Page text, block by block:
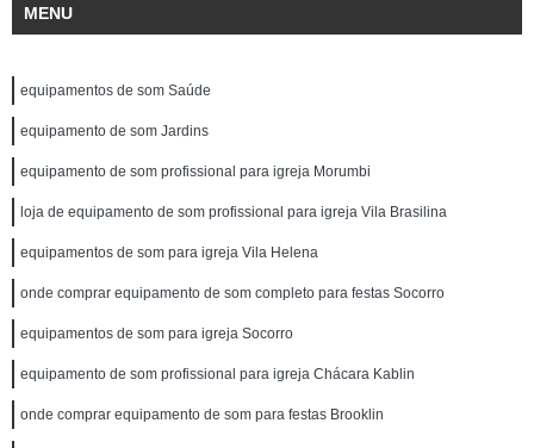
MENU
equipamentos de som Saúde
equipamento de som Jardins
equipamento de som profissional para igreja Morumbi
loja de equipamento de som profissional para igreja Vila Brasilina
equipamentos de som para igreja Vila Helena
onde comprar equipamento de som completo para festas Socorro
equipamentos de som para igreja Socorro
equipamento de som profissional para igreja Chácara Kablin
onde comprar equipamento de som para festas Brooklin